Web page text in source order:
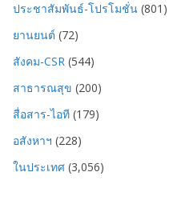
ประชาสัมพันธ์-โปรโมชั่น (801)
ยานยนต์ (72)
สังคม-CSR (544)
สาธารณสุข (200)
สื่อสาร-ไอที (179)
อสังหาฯ (228)
ในประเทศ (3,056)